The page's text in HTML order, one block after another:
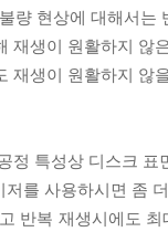
량 현상에 대해서
재생이 원활하지 않
재생이 원활하지 않
정 특성상 디스크
를 사용하시면 좀
반복 재생시에도